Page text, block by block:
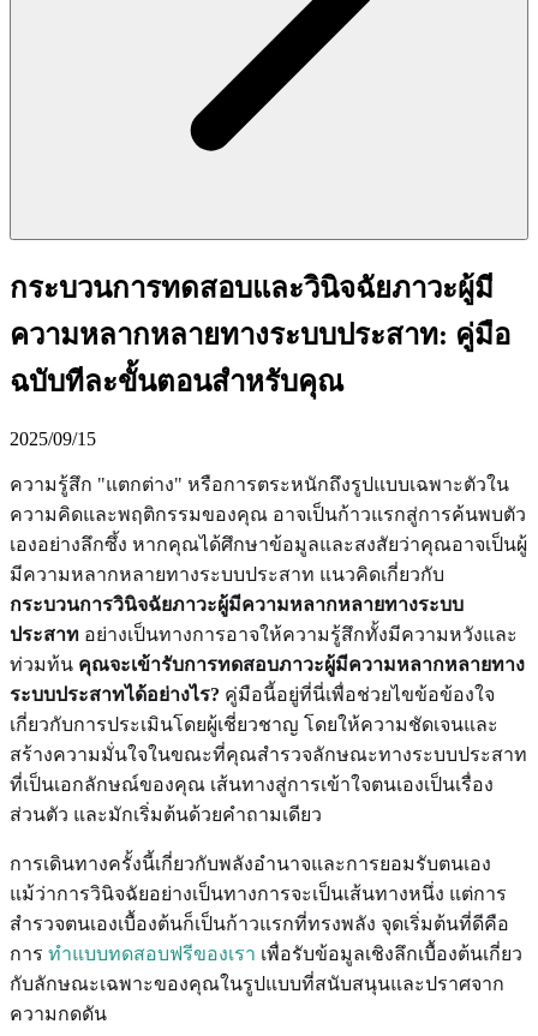
กระบวนการทดสอบและวินิจฉัยภาวะผู้มี
ความหลากหลายทางระบบประสาท: คู่มือ
ฉบับทีละขั้นตอนสำหรับคุณ
2025/09/15
ความรู้สึก "แตกต่าง" หรือการตระหนักถึงรูปแบบเฉพาะตัวใน
ความคิดและพฤติกรรมของคุณ อาจเป็นก้าวแรกสู่การค้นพบตัว
เองอย่างลึกซึ้ง หากคุณได้ศึกษาข้อมูลและสงสัยว่าคุณอาจเป็นผู้
มีความหลากหลายทางระบบประสาท แนวคิดเกี่ยวกับ
กระบวนการวินิจฉัยภาวะผู้มีความหลากหลายทางระบบ
ประสาท อย่างเป็นทางการอาจให้ความรู้สึกทั้งมีความหวังและ
ท่วมท้น คุณจะเข้ารับการทดสอบภาวะผู้มีความหลากหลายทาง
ระบบประสาทได้อย่างไร? คู่มือนี้อยู่ที่นี่เพื่อช่วยไขข้อข้องใจ
เกี่ยวกับการประเมินโดยผู้เชี่ยวชาญ โดยให้ความชัดเจนและ
สร้างความมั่นใจในขณะที่คุณสำรวจลักษณะทางระบบประสาท
ที่เป็นเอกลักษณ์ของคุณ เส้นทางสู่การเข้าใจตนเองเป็นเรื่อง
ส่วนตัว และมักเริ่มต้นด้วยคำถามเดียว
การเดินทางครั้งนี้เกี่ยวกับพลังอำนาจและการยอมรับตนเอง
แม้ว่าการวินิจฉัยอย่างเป็นทางการจะเป็นเส้นทางหนึ่ง แต่การ
สำรวจตนเองเบื้องต้นก็เป็นก้าวแรกที่ทรงพลัง จุดเริ่มต้นที่ดีคือ
การ ทำแบบทดสอบฟรีของเรา เพื่อรับข้อมูลเชิงลึกเบื้องต้นเกี่ยว
กับลักษณะเฉพาะของคุณในรูปแบบที่สนับสนุนและปราศจาก
ความกดดัน